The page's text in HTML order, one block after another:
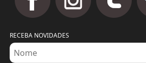
RECEBA NOVIDADES